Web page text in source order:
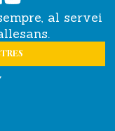
al servei